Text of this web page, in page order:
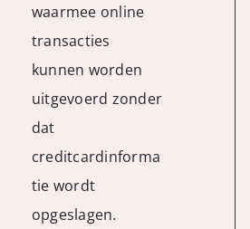
waarmee online
transacties
kunnen worden
uitgevoerd zonder
dat
creditcardinforma
tie wordt
opgeslagen.